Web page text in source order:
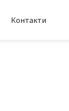
Контакти